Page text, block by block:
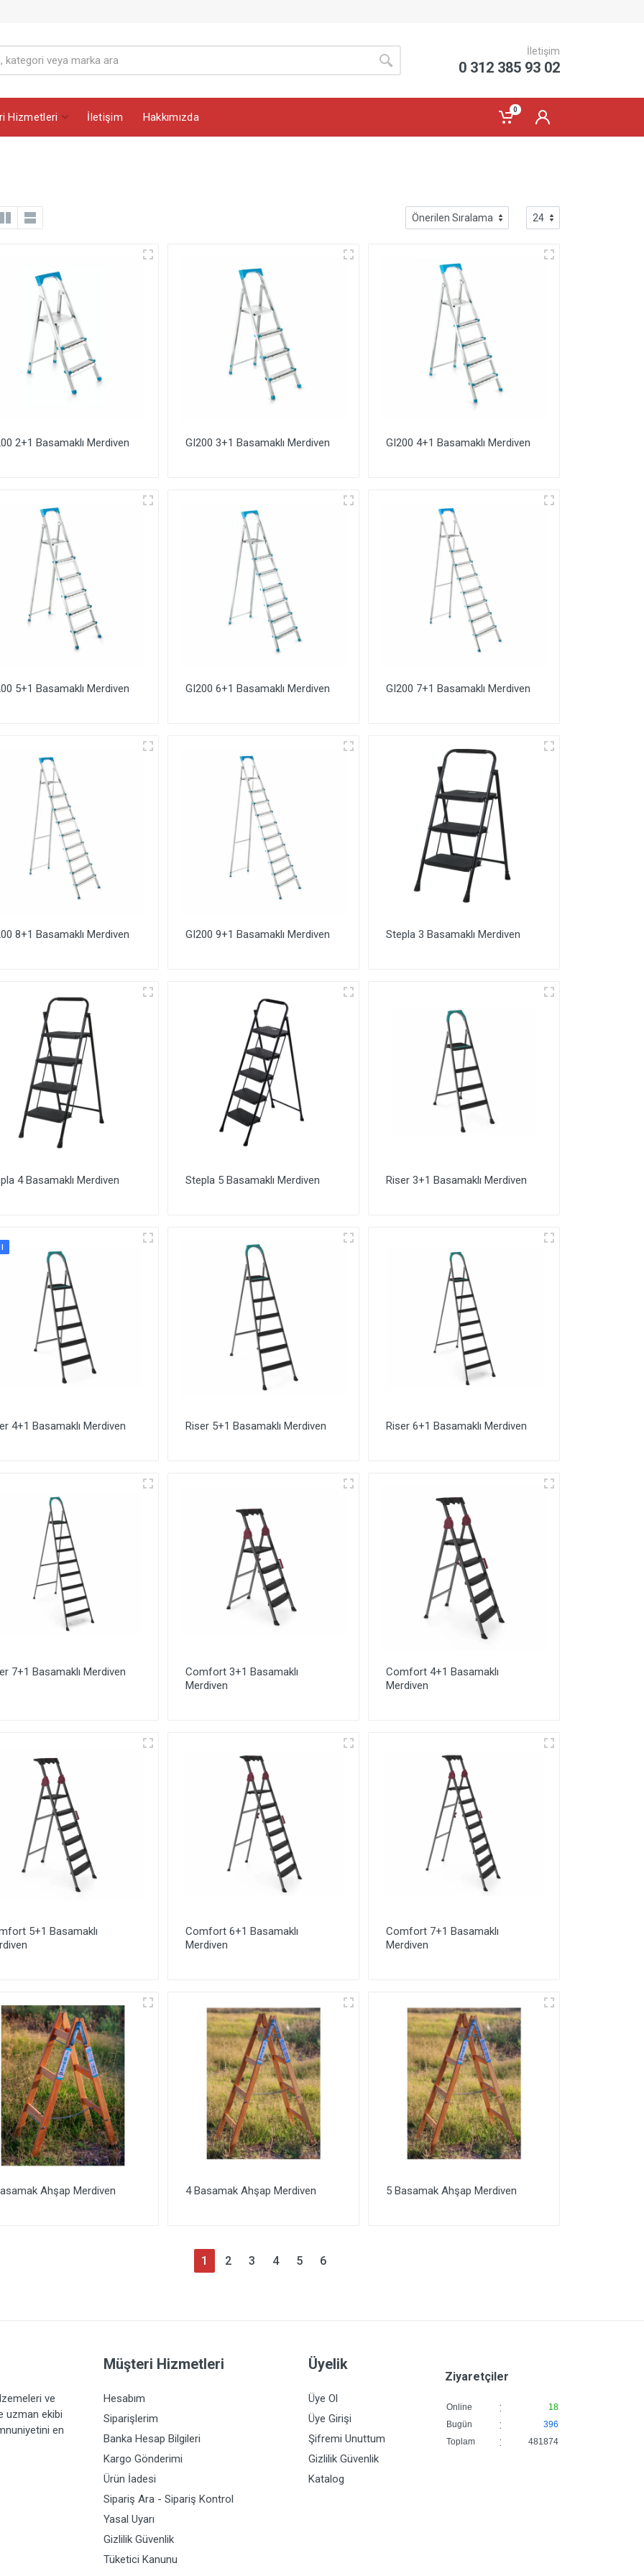
İletişim
0 312 385 93 02
Hizmetleri İletişim Hakkımızda
0
2+1 Basamaklı Merdiven GI200 3+1 Basamaklı Merdiven GI200 4+1 Basamaklı Merdiven
5+1 Basamaklı Merdiven GI200 6+1 Basamaklı Merdiven GI200 7+1 Basamaklı Merdiven
8+1 Basamaklı Merdiven GI200 9+1 Basamaklı Merdiven Stepla 3 Basamaklı Merdiven
4 Basamaklı Merdiven Stepla 5 Basamaklı Merdiven Riser 3+1 Basamaklı Merdiven
4+1 Basamaklı Merdiven Riser 5+1 Basamaklı Merdiven Riser 6+1 Basamaklı Merdiven
7+1 Basamaklı Merdiven
Comfort 3+1 Basamaklı
Merdiven
Comfort 4+1 Basamaklı
Merdiven
5+1 Basamaklı
Comfort 6+1 Basamaklı
Merdiven
Comfort 7+1 Basamaklı
Merdiven
Ahşap Merdiven 4 Basamak Ahşap Merdiven 5 Basamak Ahşap Merdiven
1 2 3 4 5 6
ve
uzman ekibi
en
Müşteri Hizmetleri
Hesabım
Siparişlerim
Banka Hesap Bilgileri
Kargo Gönderimi
Ürün İadesi
Sipariş Ara - Sipariş Kontrol
Yasal Uyarı
Gizlilik Güvenlik
Tüketici Kanunu
Üyelik
Üye Ol
Üye Girişi
Şifremi Unuttum
Gizlilik Güvenlik
Katalog
Ziyaretçiler
Online :
18
Bugün
:
396
Toplam
: 481874